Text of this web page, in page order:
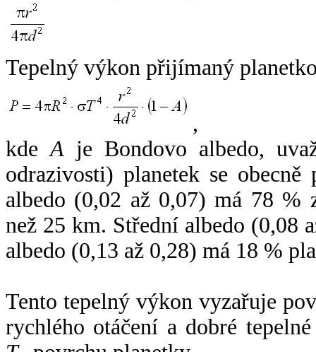
Tepelný výkon přijímaný
,
kdeA je Bondovo albedo,
odrazivosti) planetek se
albedo (0,02 až 0,07) má 78 %
než 25 km. Střední albedo (0,08
albedo (0,13 až 0,28) má 18 %
Tento tepelný výkon vyzařuje
rychlého otáčení a dobré